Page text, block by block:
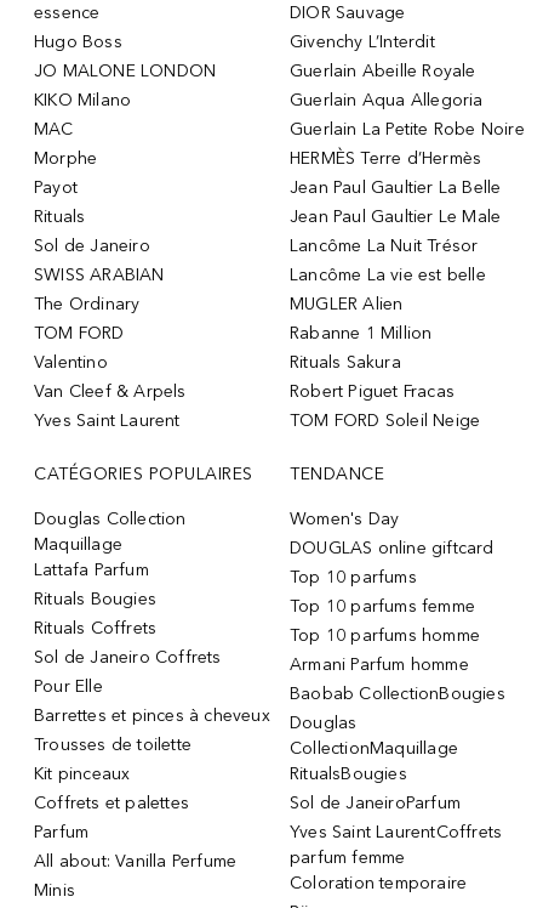
essence
Hugo Boss
JO MALONE LONDON
KIKO Milano
MAC
Morphe
Payot
Rituals
Sol de Janeiro
SWISS ARABIAN
The Ordinary
TOM FORD
Valentino
Van Cleef & Arpels
Yves Saint Laurent
DIOR Sauvage
Givenchy L’Interdit
Guerlain Abeille Royale
Guerlain Aqua Allegoria
Guerlain La Petite Robe Noire
HERMÈS Terre d’Hermès
Jean Paul Gaultier La Belle
Jean Paul Gaultier Le Male
Lancôme La Nuit Trésor
Lancôme La vie est belle
MUGLER Alien
Rabanne 1 Million
Rituals Sakura
Robert Piguet Fracas
TOM FORD Soleil Neige
CATÉGORIES POPULAIRES
Douglas Collection
Maquillage
Lattafa Parfum
Rituals Bougies
Rituals Coffrets
Sol de Janeiro Coffrets
Pour Elle
Barrettes et pinces à cheveux
Trousses de toilette
Kit pinceaux
Coffrets et palettes
Parfum
All about: Vanilla Perfume
Minis
TENDANCE
Women's Day
DOUGLAS online giftcard
Top 10 parfums
Top 10 parfums femme
Top 10 parfums homme
Armani Parfum homme
Baobab CollectionBougies
Douglas
CollectionMaquillage
RitualsBougies
Sol de JaneiroParfum
Yves Saint LaurentCoffrets
parfum femme
Coloration temporaire